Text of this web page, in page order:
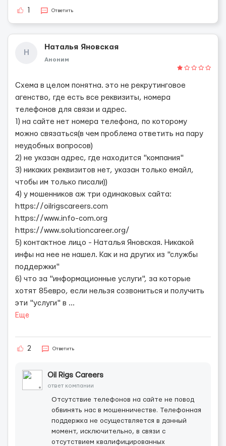
Ответить
Н
Наталья Яновская
Аноним
Схема в целом понятна. это не рекрутинговое
агенство, где есть все реквизиты, номера
телефонов для связи и адрес.
1) на сайте нет номера телефона, по которому
можно связаться(в чем проблема ответить на пару
неудобных вопросов)
2) не указан адрес, где находится "компания"
3) никаких реквизитов нет, указан только емайл,
чтобы им только писали))
4) у мошенников аж три одинаковых сайта:
https://oilrigscareers.com
https://www.info-com.org
https://www.solutioncareer.org/
5) контактное лицо - Наталья Яновская. Никакой
инфы на нее не нашел. Как и на других из "службы
поддержки"
6) что за "информационные услуги", за которые
хотят 85евро, если нельзя созвониться и получить
эти "услуги" в ...
Еще
2 Ответить
Oil Rigs Careers
ответ компании
Отсутствие телефонов на сайте не повод
обвинять нас в мошенничестве. Телефонная
поддержка не осуществляется в данный
момент, исключительно, в связи с
отсутствием квалифицированных